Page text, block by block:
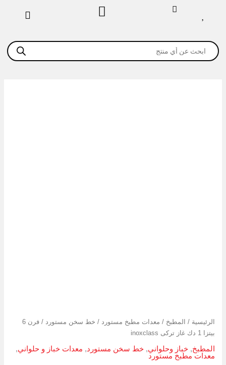
Products
search
الرئيسية / المطبخ / معدات مطبخ مستورد / خط سخن مستورد
/ فرن 6
بيتزا 1 دك غاز تركى inoxclass
المطبخ,خباز وحلواني,خط سخن مستورد, معدات خباز و حلواني,
معدات مطبخ مستورد